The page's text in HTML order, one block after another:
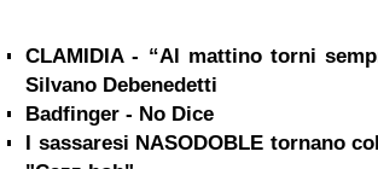
CLAMIDIA - “Al mattino torni
Silvano Debenedetti
Badfinger - No Dice
I sassaresi NASODOBLE tornano